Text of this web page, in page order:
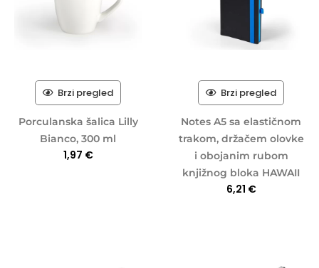
Brzi pregled
Porculanska šalica Lilly
Bianco, 300 ml
1,97 €
Brzi pregled
Notes A5 sa elastičnom
trakom, držačem olovke
i obojanim rubom
knjižnog bloka HAWAII
6,21 €